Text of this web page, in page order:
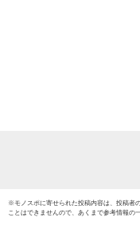
※モノスポに寄せられた投稿内容は、投稿者
ことはできませんので、あくまで参考情報の